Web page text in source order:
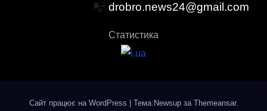
📭 drobro.news24@gmail.com
Статистика
Сайт працює на WordPress Тема:Newsup за Themeansar.